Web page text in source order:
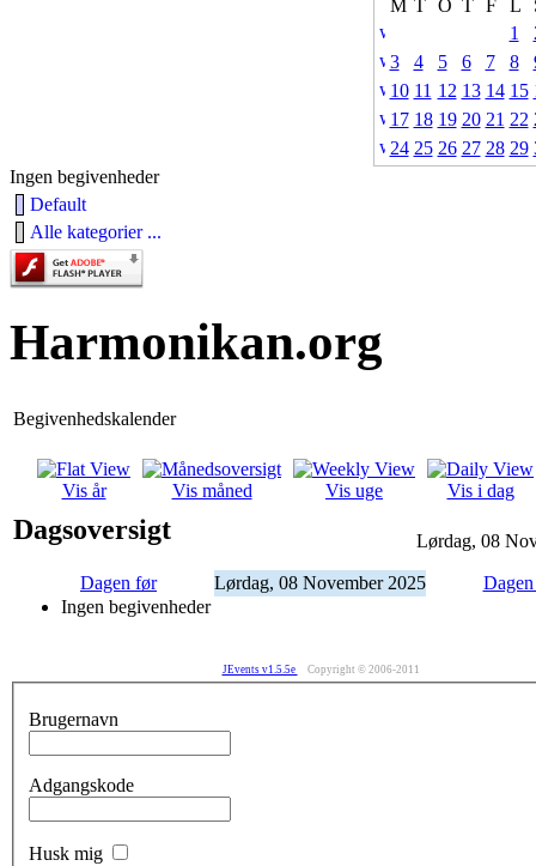
M T O T F L
1
3
4 5 6 7 8
10 11 12 13 14 15
17 18 19 20 21 22
24 25 26 27 28 29
Ingen begivenheder
Default
Alle kategorier ...
Harmonikan.org
Begivenhedskalender
Vis år Vis måned Vis uge Vis i dag
Dagsoversigt Lørdag, 08
Dagen før Lørdag, 08 November 2025
Ingen begivenheder
JEvents v1.5.5e Copyright © 2006-2011
Brugernavn
Adgangskode
Husk mig